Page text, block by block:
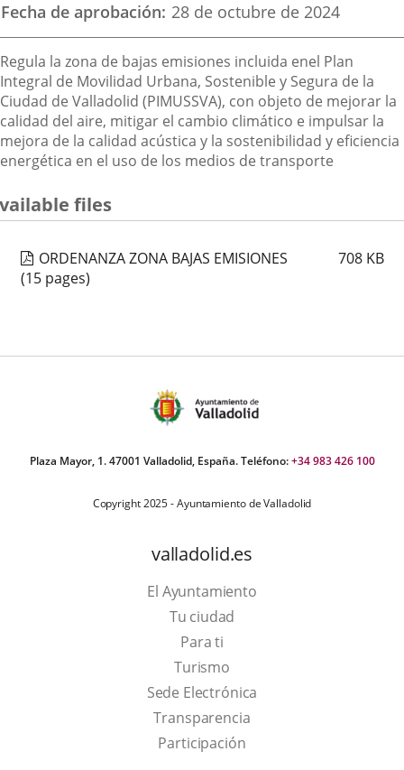
Fecha de aprobación 28 de octubre de 2024
Descripción
Regula la zona de bajas emisiones incluida enel Plan
Integral de Movilidad Urbana, Sostenible y Segura de la
Ciudad de Valladolid (PIMUSSVA), con objeto de mejorar la
calidad del aire, mitigar el cambio climático e impulsar la
mejora de la calidad acústica y la sostenibilidad y eficiencia
energética en el uso de los medios de transporte
files
ORDENANZA ZONA BAJAS EMISIONES 708 KB
(15 pages)
Plaza Mayor, 1. 47001 Valladolid, España. Teléfono:+34 983 426 100
Copyright 2025 - Ayuntamiento de Valladolid
valladolid.es
El Ayuntamiento
Tu ciudad
Para ti
TurismoThis
link
will
open
Sede Electrónica
Transparencia
Participación